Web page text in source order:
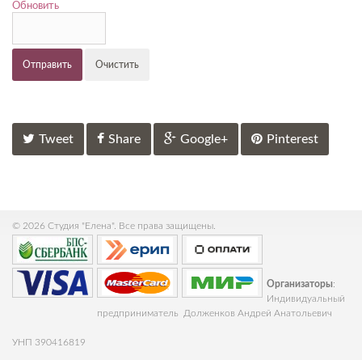
Обновить
Отправить Очистить
Tweet Share Google+ Pinterest
© 2026 Студия "Елена". Все права защищены.
Организаторы:
Индивидуальный
предприниматель Долженков Андрей Анатольевич
УНП 390416819